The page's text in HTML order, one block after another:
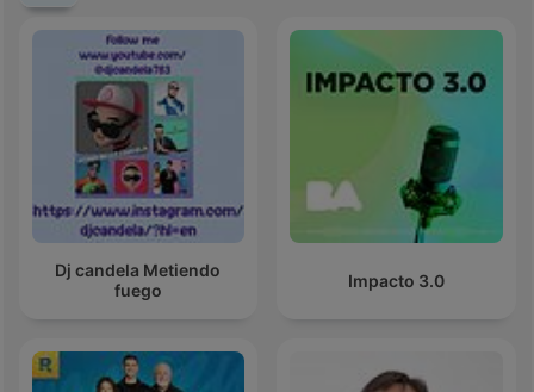
Dj candela Metiendo
fuego
Impacto 3.0